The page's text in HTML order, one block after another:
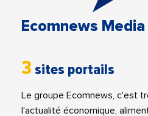
Ecomnews Media
3 sites portails
Le groupe Ecomnews, c'est
l'actualité économique,